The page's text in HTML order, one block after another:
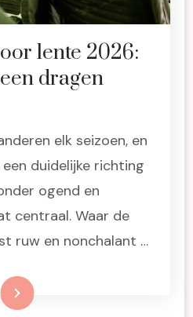
lente 2026:
dragen
elk seizoen, en
duidelijke richting
ogend en
centraal. Waar de
ruw en nonchalant …